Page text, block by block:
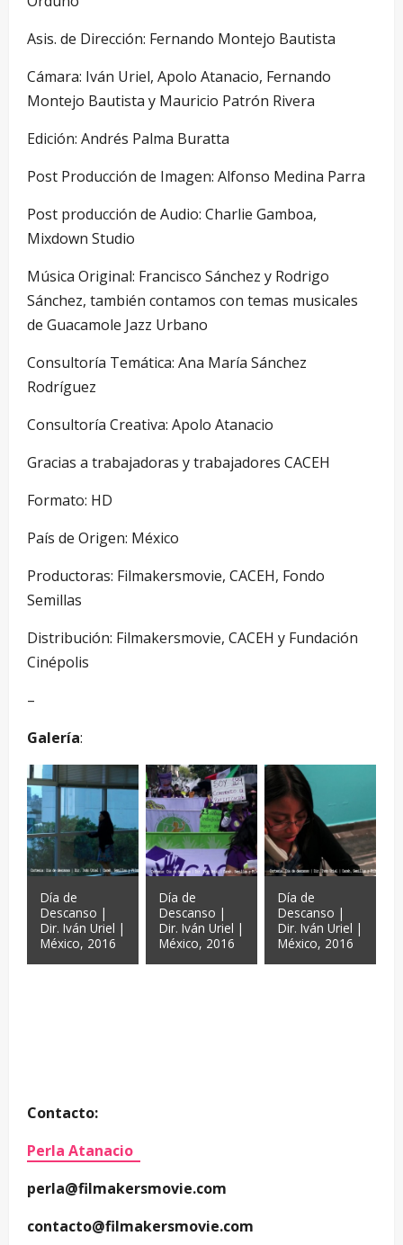
Asis. de Dirección: Fernando Montejo Bautista
Cámara: Iván Uriel, Apolo Atanacio, Fernando
Montejo Bautista y Mauricio Patrón Rivera
Edición: Andrés Palma Buratta
Post Producción de Imagen: Alfonso Medina Parra
Post producción de Audio: Charlie Gamboa,
Mixdown Studio
Música Original: Francisco Sánchez y Rodrigo
Sánchez, también contamos con temas musicales
de Guacamole Jazz Urbano
Consultoría Temática: Ana María Sánchez
Rodríguez
Consultoría Creativa: Apolo Atanacio
Gracias a trabajadoras y trabajadores CACEH
Formato: HD
País de Origen: México
Productoras: Filmakersmovie, CACEH, Fondo
Semillas
Distribución: Filmakersmovie, CACEH y Fundación
Cinépolis
–
Galería:
Día de
Descanso |
Dir. Iván Uriel |
México, 2016
Día de
Descanso |
Dir. Iván Uriel |
México, 2016
Día de
Descanso |
Dir. Iván Uriel |
México, 2016
Contacto:
Perla Atanacio
perla@filmakersmovie.com
contacto@filmakersmovie.com